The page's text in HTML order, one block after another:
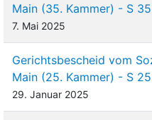
Main (35. Kammer) - S
7. Mai 2025
Gerichtsbescheid vom
Main (25. Kammer) - S
29. Januar 2025